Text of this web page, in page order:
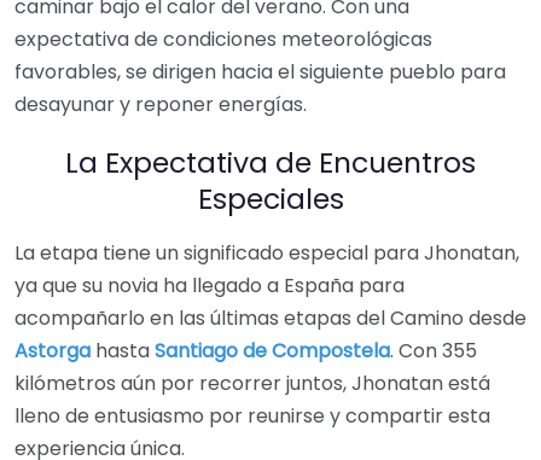
caminar bajo el calor del verano. Con una
expectativa de condiciones meteorológicas
favorables, se dirigen hacia el siguiente pueblo para
desayunar y reponer energías.
La Expectativa de Encuentros
Especiales
La etapa tiene un significado especial para Jhonatan,
ya que su novia ha llegado a España para
acompañarlo en las últimas etapas del Camino desde
Astorga hastaSantiago de Compostela. Con 355
kilómetros aún por recorrer juntos, Jhonatan está
lleno de entusiasmo por reunirse y compartir esta
experiencia única.